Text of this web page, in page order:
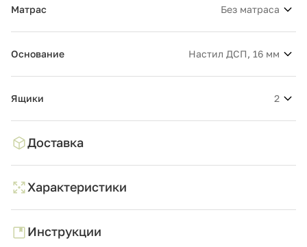
Матрас Без матраса
Основание Настил ДСП, 16 мм
Ящики 2
Доставка
Характеристики
Инструкции